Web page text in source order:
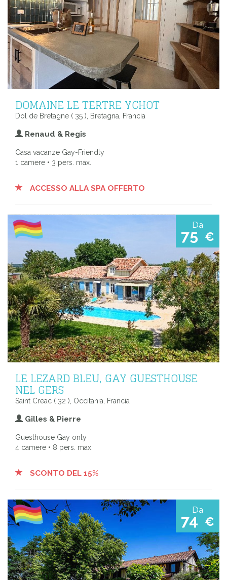
DOMAINE LE TERTRE YCHOT
Dol de Bretagne ( 35 ), Bretagna, Francia
Renaud & Regis
Casa vacanze Gay-Friendly
1 camere • 3 pers. max.
ACCESSO ALLA SPA OFFERTO
Da
75 €
LE LEZARD BLEU, GAY GUESTHOUSE
NEL GERS
Saint Creac ( 32 ), Occitania, Francia
Gilles & Pierre
Guesthouse Gay only
4 camere • 8 pers. max.
SCONTO DEL 15%
Da
74 €